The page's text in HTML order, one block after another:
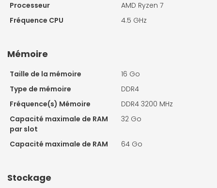
Processeur
AMD Ryzen 7
Fréquence CPU
4.5 GHz
Mémoire
Taille de la mémoire
16 Go
Type de mémoire
DDR4
Fréquence(s) Mémoire
DDR4 3200 MHz
Capacité maximale de RAM
par slot
32 Go
Capacité maximale de RAM 64 Go
Stockage